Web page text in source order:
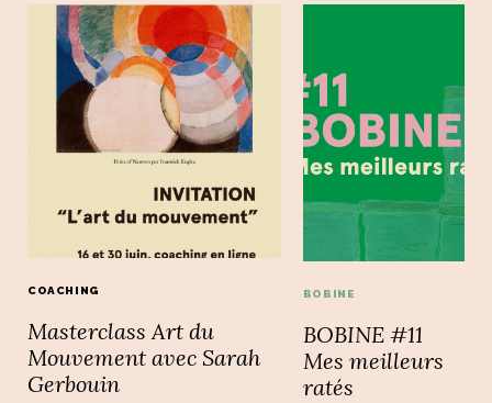
COACHING
Masterclass Art du
Mouvement avec Sarah
Gerbouin
BOBINE
BOBINE #11
Mes meilleurs
ratés